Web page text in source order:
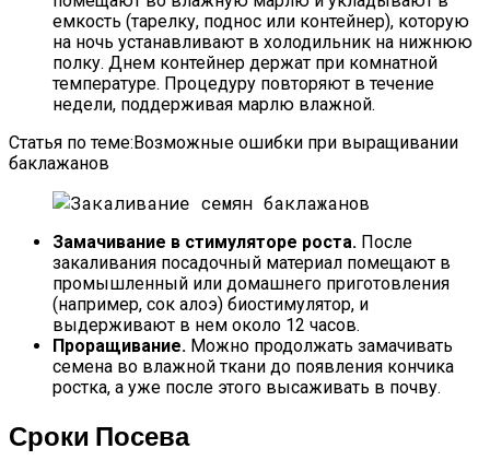
емкость (тарелку, поднос или контейнер), которую
на ночь устанавливают в холодильник на нижнюю
полку. Днем контейнер держат при комнатной
температуре. Процедуру повторяют в течение
недели, поддерживая марлю влажной.
Статья по теме:Возможные ошибки при выращивании
баклажанов
Замачивание в стимуляторе роста. После
закаливания посадочный материал помещают в
промышленный или домашнего приготовления
(например, сок алоэ) биостимулятор, и
выдерживают в нем около 12 часов.
Проращивание. Можно продолжать замачивать
семена во влажной ткани до появления кончика
ростка, а уже после этого высаживать в почву.
Сроки Посева